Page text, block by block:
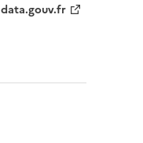
data.gouv.fr